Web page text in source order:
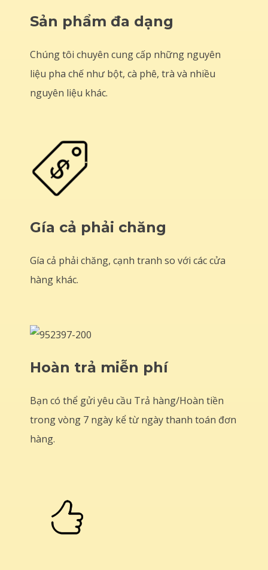
Sản phẩm đa dạng
Chúng tôi chuyên cung cấp những nguyên
liệu pha chế như bột, cà phê, trà và nhiều
nguyên liệu khác.
Gía cả phải chăng
Gía cả phải chăng, cạnh tranh so với các cửa
hàng khác.
Hoàn trả miễn phí
Bạn có thể gửi yêu cầu Trả hàng/Hoàn tiền
trong vòng 7 ngày kể từ ngày thanh toán đơn
hàng.